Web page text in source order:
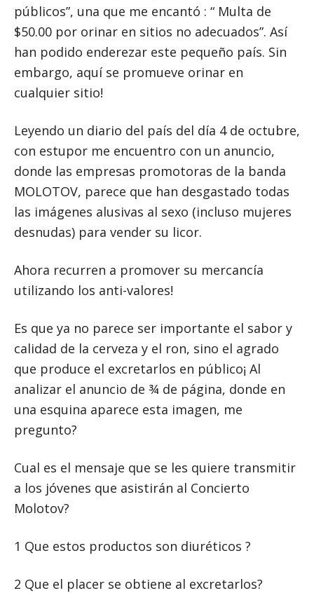
públicos”, una que me encantó : “ Multa de
$50.00 por orinar en sitios no adecuados”. Así
han podido enderezar este pequeño país. Sin
embargo, aquí se promueve orinar en
cualquier sitio!
Leyendo un diario del país del día 4 de octubre,
con estupor me encuentro con un anuncio,
donde las empresas promotoras de la banda
MOLOTOV, parece que han desgastado todas
las imágenes alusivas al sexo (incluso mujeres
desnudas) para vender su licor.
Ahora recurren a promover su mercancía
utilizando los anti-valores!
Es que ya no parece ser importante el sabor y
calidad de la cerveza y el ron, sino el agrado
que produce el excretarlos en público¡ Al
analizar el anuncio de ¾ de página, donde en
una esquina aparece esta imagen, me
pregunto?
Cual es el mensaje que se les quiere transmitir
a los jóvenes que asistirán al Concierto
Molotov?
1 Que estos productos son diuréticos ?
2 Que el placer se obtiene al excretarlos?